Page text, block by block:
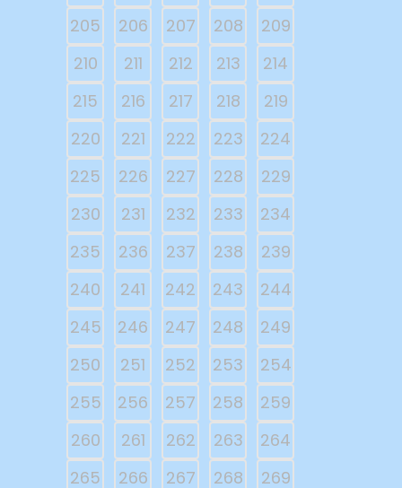
205
206 207 208
209
210
211 212 213
214
215
216 217 218
219
220
221 222 223
224
225
226 227 228
229
230
231 232 233
234
235
236 237 238
239
240
241 242 243
244
245
246 247 248
249
250
251 252 253
254
255
256 257 258
259
260
261 262 263
264
265
266 267 268 269